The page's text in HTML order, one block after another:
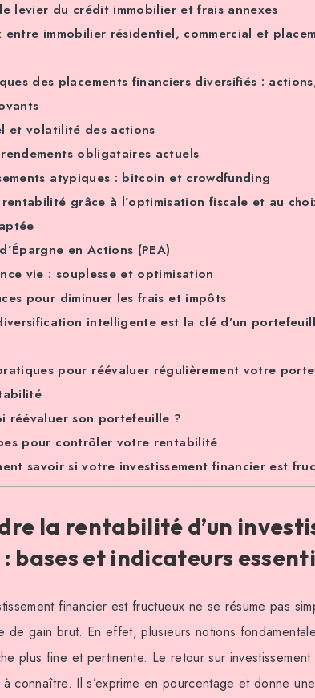
levier du crédit immobilier et frais annexes
entre immobilier résidentiel, commercial et
des placements financiers diversifiés :
et volatilité des actions
obligataires actuels
atypiques : bitcoin et crowdfunding
grâce à l’optimisation fiscale et au
en Actions (PEA)
vie : souplesse et optimisation
pour diminuer les frais et impôts
intelligente est la clé d’un
pour réévaluer régulièrement votre
réévaluer son portefeuille ?
pour contrôler votre rentabilité
savoir si votre investissement financier est
la rentabilité d’un
bases et indicateurs
financier est fructueux ne se résume pas
de gain brut. En effet, plusieurs notions
plus fine et pertinente. Le retour sur
connaître. Il s’exprime en pourcentage et donne